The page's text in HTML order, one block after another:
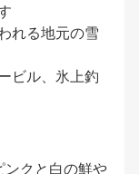
れる地元の雪
ビル、氷上釣
ンクと白の鮮や